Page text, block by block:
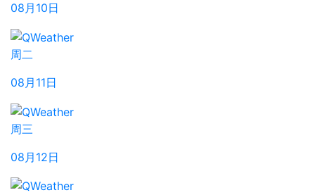
08月10日
周二
08月11日
周三
08月12日